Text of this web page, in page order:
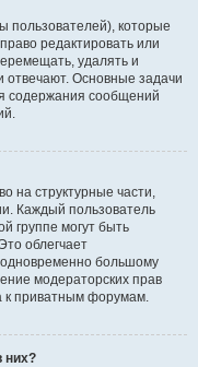
пользователей), которые
редактировать или
удалять и
Основные задачи
содержания сообщений
на структурные части,
Каждый пользователь
группе могут быть
облегчает
большому
модераторских прав
к приватным форумам.
них?